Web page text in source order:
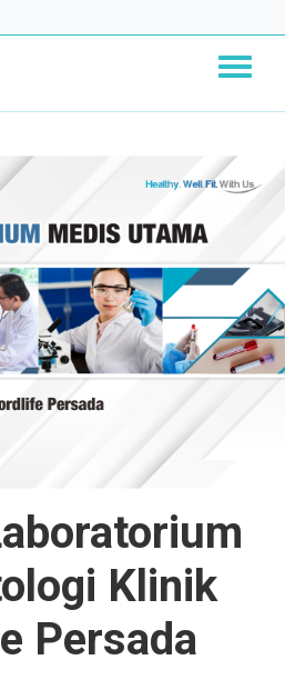
Klinik
Persada